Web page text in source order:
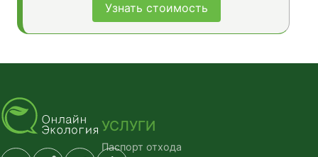
Узнать стоимость
УСЛУГИ
Паспорт отхода